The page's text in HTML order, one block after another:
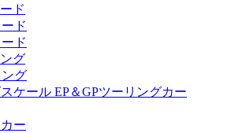
ド
ド
ド
グ
グ
ケール EP＆GPツーリングカー
ー